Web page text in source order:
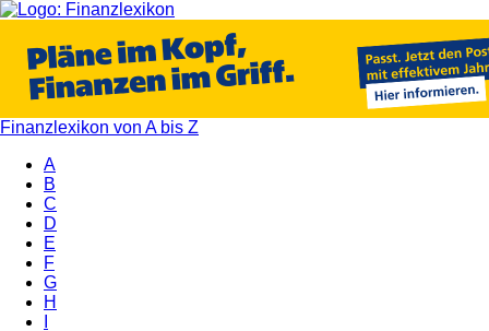
Finanzlexikon von A bis Z
A
B
C
D
E
F
G
H